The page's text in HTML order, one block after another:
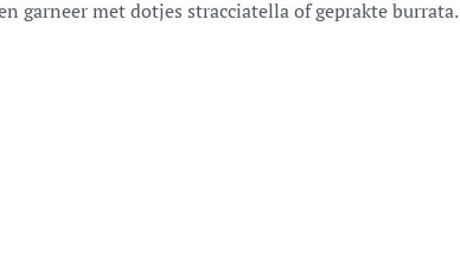
garneer met dotjes stracciatella of geprakte burrata.